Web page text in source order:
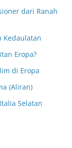
dari Ranah
Kedaulatan
Eropa?
di Eropa
(Aliran)
Selatan